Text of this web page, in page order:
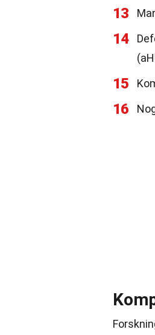
13
14
15
16